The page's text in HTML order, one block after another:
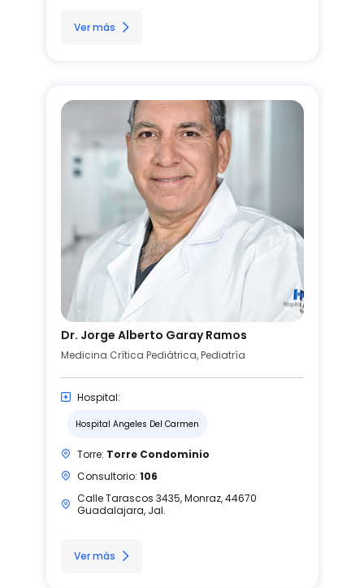
Ver más
Dr. Jorge Alberto Garay Ramos
Medicina Crítica Pediátrica, Pediatría
Hospital:
Hospital Angeles Del Carmen
Torre: Torre Condominio
Consultorio: 106
Calle Tarascos 3435, Monraz, 44670
Guadalajara, Jal.
Ver más